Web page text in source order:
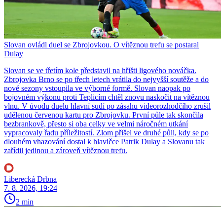
Slovan ovládl duel se Zbrojovkou. O vítěznou trefu se postaral
Dulay
Slovan se ve třetím kole představil na hřišti ligového nováčka.
Zbrojovka Brno se po třech letech vrátila do nejvyšší soutěže a do
nové sezony vstoupila ve výborné formě. Slovan naopak po
bojovném výkonu proti Teplicím chtěl znovu naskočit na vítěznou
vlnu. V úvodu duelu hlavní sudí po zásahu videorozhodčího zrušil
udělenou červenou kartu pro Zbrojovku. První půle tak skončila
bezbrankově, přesto si oba celky ve velmi náročném utkání
vypracovaly řadu příležitostí. Zlom přišel ve druhé půli, kdy se po
dlouhém vhazování dostal k hlavičce Patrik Dulay a Slovanu tak
zařídil jedinou a zároveň vítěznou trefu.
Liberecká Drbna
7. 8. 2026, 19:24
2 min